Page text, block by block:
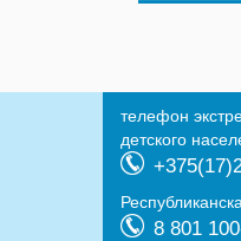
телефон
детского
8 801